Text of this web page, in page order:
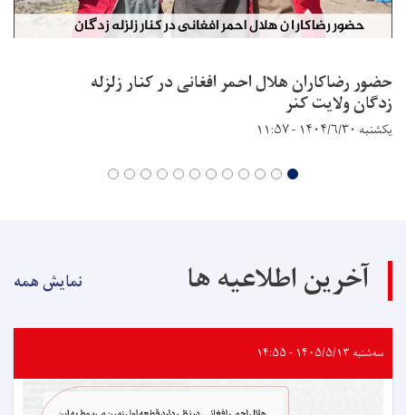
حضور رضاکاران هلال احمر افغانی در کنار زلزله
زدگان ولایت کنر
یکشنبه ۱۴۰۴/۶/۳۰ - ۱۱:۵۷
آخرین اطلاعیه ها نمایش همه
سه‌شنبه ۱۴۰۵/۵/۱۳ - ۱۴:۵۵